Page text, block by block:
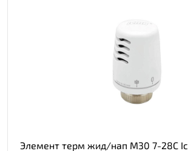
Элемент терм жид/нап М30 7-28C